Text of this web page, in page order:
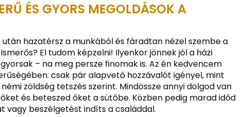
ÉS GYORS MEGOLDÁSOK A
után hazatérsz a munkából és fáradtan nézel szembe a
El tudom képzelni! Ilyenkor jönnek jól a házi
– na meg persze finomak is. Az én kedvencem
csak pár alapvető hozzávalót igényel, mint
zöldség tetszés szerint. Mindössze annyi dolgod van
és beteszed őket a sütőbe. Közben pedig marad időd
vagy beszélgetést indíts a családdal.